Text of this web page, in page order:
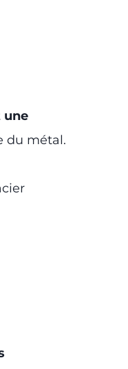
une
du métal.